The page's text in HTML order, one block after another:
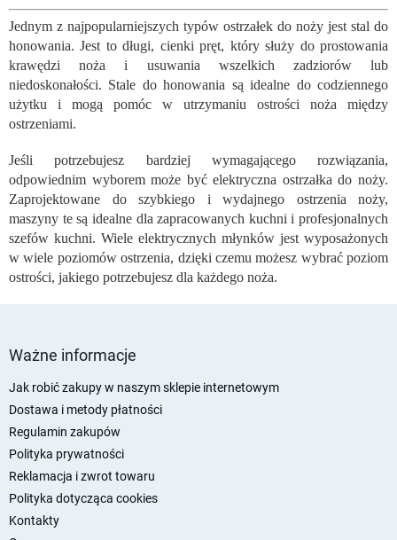
n
t
r
o
l
k
t
Jednym z najpopularniejszych typów ostrzałek do noży jest stal do
honowania. Jest to długi, cienki pręt, który służy do prostowania
krawędzi noża i usuwania wszelkich zadziorów lub
niedoskonałości. Stale do honowania są idealne do codziennego
użytku i mogą pomóc w utrzymaniu ostrości noża między
ostrzeniami.
Jeśli potrzebujesz bardziej wymagającego rozwiązania,
odpowiednim wyborem może być elektryczna ostrzałka do noży.
Zaprojektowane do szybkiego i wydajnego ostrzenia noży,
maszyny te są idealne dla zapracowanych kuchni i profesjonalnych
szefów kuchni. Wiele elektrycznych młynków jest wyposażonych
w wiele poziomów ostrzenia, dzięki czemu możesz wybrać poziom
ostrości, jakiego potrzebujesz dla każdego noża.
Ważne informacje
Jak robić zakupy w naszym sklepie internetowym
Dostawa i metody płatności
Regulamin zakupów
Polityka prywatności
Reklamacja i zwrot towaru
Polityka dotycząca cookies
Kontakty